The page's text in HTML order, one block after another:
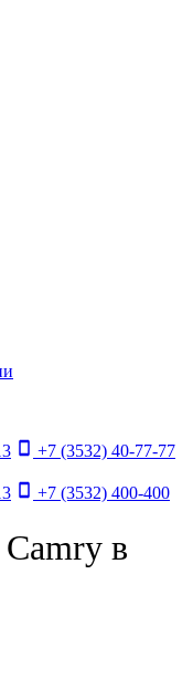
+7 (3532) 40-77-77
+7 (3532) 400-400
в